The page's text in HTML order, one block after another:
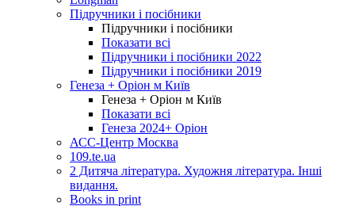
Підручники і посібники
Підручники і посібники
Показати всі
Підручники і посібники 2022
Підручники і посібники 2019
Генеза + Оріон м Київ
Генеза + Оріон м Київ
Показати всі
Генеза 2024+ Оріон
АСС-Центр Москва
109.te.ua
2 Дитяча література. Художня література. Інші
видання.
Books in print